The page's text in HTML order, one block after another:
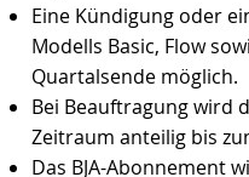
Eine Kündigung oder
Modells Basic, Flow
Quartalsende möglich.
Bei Beauftragung wird
Zeitraum anteilig bis
Das BJA-Abonnement